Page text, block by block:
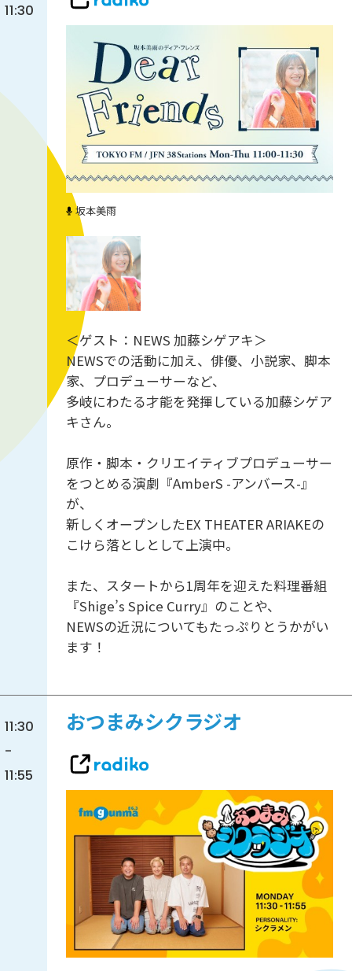
11:30
坂本美雨
＜ゲスト：NEWS 加藤シゲアキ＞
NEWSでの活動に加え、俳優、小説家、脚本
家、プロデューサーなど、
多岐にわたる才能を発揮している加藤シゲア
キさん。
原作・脚本・クリエイティブプロデューサー
をつとめる演劇『AmberS -アンバース-』
が、
新しくオープンしたEX THEATER ARIAKEの
こけら落としとして上演中。
また、スタートから1周年を迎えた料理番組
『Shige’s Spice Curry』のことや、
NEWSの近況についてもたっぷりとうかがい
ます！
11:30
-
11:55
おつまみシクラジオ